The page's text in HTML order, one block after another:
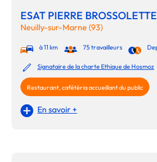
ESAT PIERRE BROSSOLETTE
Neuilly-sur-Marne (93)
à 11 km 75 travailleurs
Signataire de la charte Ethique de Hosmoz
Restaurant, cafétéria accueillant du public
En savoir +